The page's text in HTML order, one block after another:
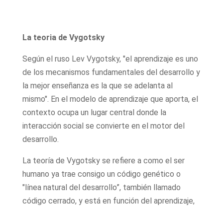
La teoria de Vygotsky
Según el ruso Lev Vygotsky, "el aprendizaje es uno
de los mecanismos fundamentales del desarrollo y
la mejor enseñanza es la que se adelanta al
mismo". En el modelo de aprendizaje que aporta, el
contexto ocupa un lugar central donde la
interacción social se convierte en el motor del
desarrollo.
La teoría de Vygotsky se refiere a como el ser
humano ya trae consigo un código genético o
"línea natural del desarrollo”, también llamado
código cerrado, y está en función del aprendizaje,